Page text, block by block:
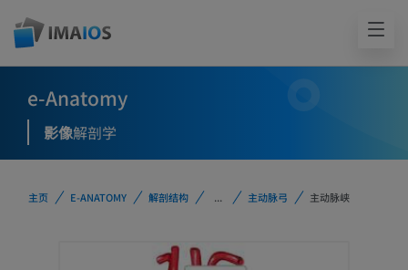
e-Anatomy
影像解剖学
主页 E-ANATOMY 解剖结构 ... 主动脉弓 主动脉峡